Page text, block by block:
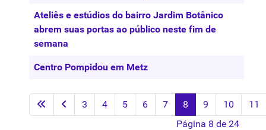
Ateliês e estúdios do bairro Jardim Botânico
abrem suas portas ao público neste fim de
semana
Centro Pompidou em Metz
Página 8 de 24
3 4 5 6 7 8 9 10 11